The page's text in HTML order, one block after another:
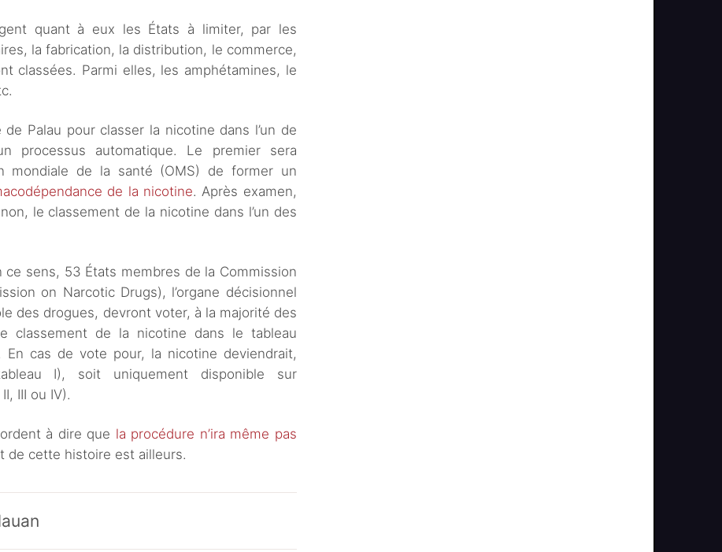
quant à eux les États à limiter, par les
la fabrication, la distribution, le commerce,
classées. Parmi elles, les amphétamines, le
Palau pour classer la nicotine dans l’un de
processus automatique. Le premier sera
mondiale de la santé (OMS) de former un
de la nicotine. Après examen,
le classement de la nicotine dans l’un des
ce sens, 53 États membres de la Commission
on Narcotic Drugs), l’organe décisionnel
des drogues, devront voter, à la majorité des
classement de la nicotine dans le tableau
En cas de vote pour, la nicotine deviendrait,
I), soit uniquement disponible sur
III ou IV).
à dire que la procédure n’ira même pas
de cette histoire est ailleurs.